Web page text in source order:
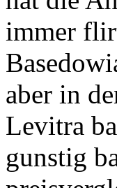
immer
aber in
Levitra
gunstig